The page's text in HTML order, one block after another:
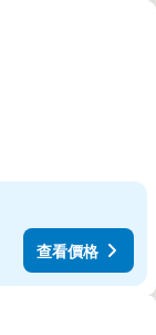
查看價格